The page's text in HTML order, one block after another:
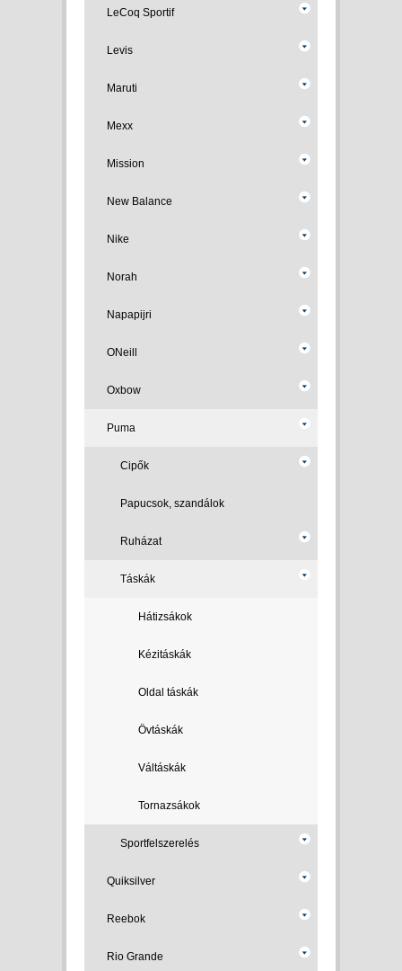
LeCoq Sportif
Levis
Maruti
Mexx
Mission
New Balance
Nike
Norah
Napapijri
ONeill
Oxbow
Puma
Cipők
Papucsok, szandálok
Ruházat
Táskák
Hátizsákok
Kézitáskák
Oldal táskák
Övtáskák
Váltáskák
Tornazsákok
Sportfelszerelés
Quiksilver
Reebok
Rio Grande